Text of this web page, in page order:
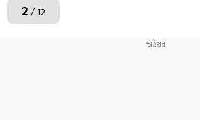
2/ 12